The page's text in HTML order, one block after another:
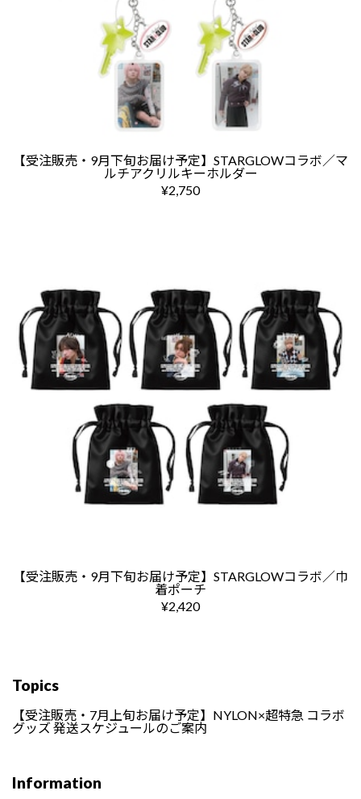
【受注販売・9月下旬お届け予定】STARGLOWコラボ／マ
ルチアクリルキーホルダー
¥2,750
【受注販売・9月下旬お届け予定】STARGLOWコラボ／巾
着ポーチ
¥2,420
Topics
【受注販売・7月上旬お届け予定】NYLON×超特急 コラボ
グッズ 発送スケジュールのご案内
Information